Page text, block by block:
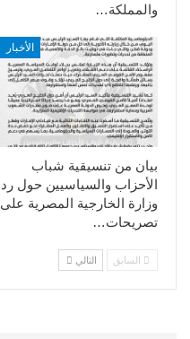
والمملكة…
الأخبار
بيان من تنسيقية شباب
الأحزاب والسياسيين حول رد
وزارة الخارجية المصرية على
تصريحات…
السابق التالي